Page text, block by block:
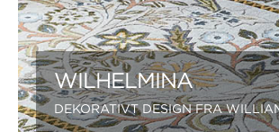
WILHELMINA
DEKORATIVT DESIGN FRA